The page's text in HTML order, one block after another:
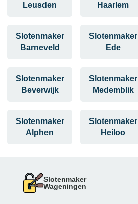
Leusden
Haarlem
Slotenmaker
Barneveld
Slotenmaker
Ede
Slotenmaker
Beverwijk
Slotenmaker
Medemblik
Slotenmaker
Alphen
Slotenmaker
Heiloo
Slotenmaker
Wageningen